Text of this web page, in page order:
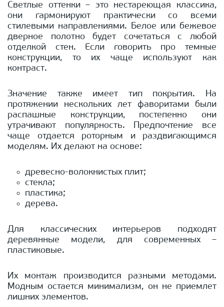
Светлые оттенки – это нестареющая классика,
они гармонируют практически со всеми
стилевыми направлениями. Белое или бежевое
дверное полотно будет сочетаться с любой
отделкой стен. Если говорить про темные
конструкции, то их чаще используют как
контраст.
Значение также имеет тип покрытия. На
протяжении нескольких лет фаворитами были
распашные конструкции, постепенно они
утрачивают популярность. Предпочтение все
чаще отдается роторным и раздвигающимся
моделям. Их делают на основе:
древесно-волокнистых плит;
стекла;
пластика;
дерева.
Для классических интерьеров подходят
деревянные модели, для современных –
пластиковые.
Их монтаж производится разными методами.
Модным остается минимализм, он не приемлет
лишних элементов.